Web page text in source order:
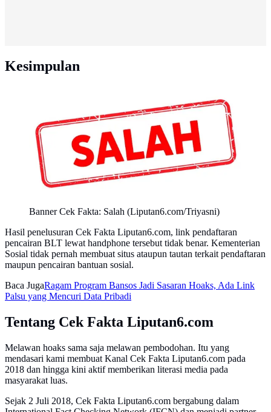
Kesimpulan
Banner Cek Fakta: Salah (Liputan6.com/Triyasni)
Hasil penelusuran Cek Fakta Liputan6.com, link pendaftaran
pencairan BLT lewat handphone tersebut tidak benar. Kementerian
Sosial tidak pernah membuat situs ataupun tautan terkait pendaftaran
maupun pencairan bantuan sosial.
Baca JugaRagam Program Bansos Jadi Sasaran Hoaks, Ada Link
Palsu yang Mencuri Data Pribadi
Tentang Cek Fakta Liputan6.com
Melawan hoaks sama saja melawan pembodohan. Itu yang
mendasari kami membuat Kanal Cek Fakta Liputan6.com pada
2018 dan hingga kini aktif memberikan literasi media pada
masyarakat luas.
Sejak 2 Juli 2018, Cek Fakta Liputan6.com bergabung dalam